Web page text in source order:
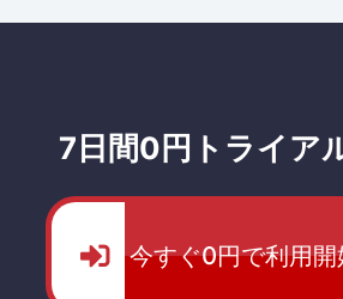
7日間0円トライア
今すぐ0円で利用開